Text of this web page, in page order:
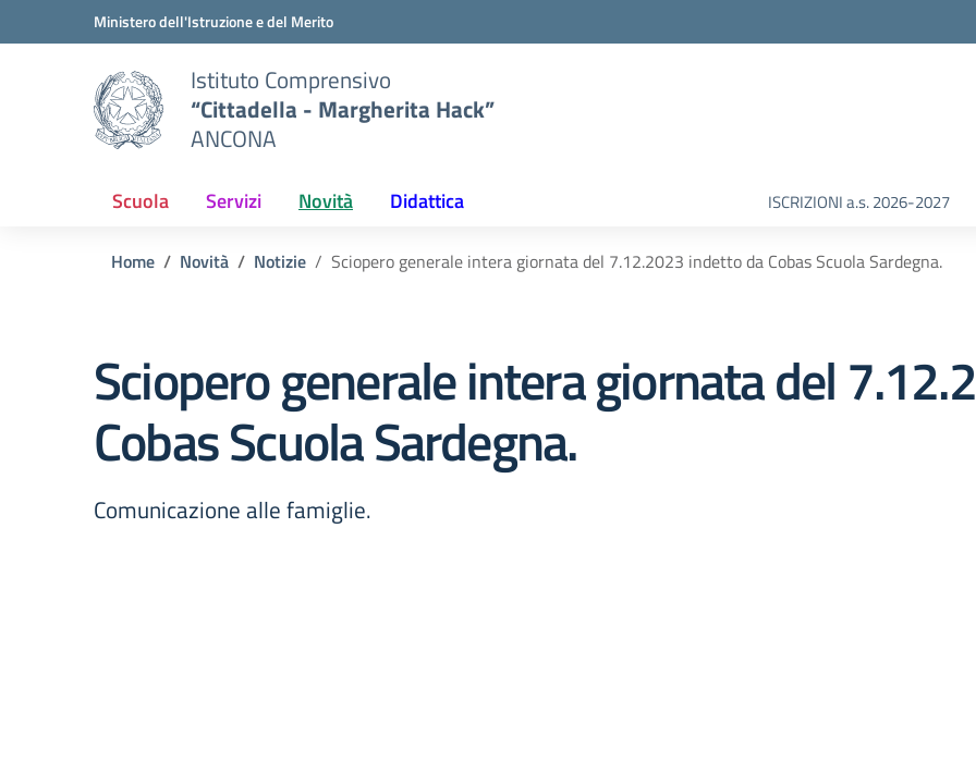
Vai ai contenuti
Vai al menu di navigazioneMinistero dell'Istruzione e del Merito
Istituto Comprensivo
“Cittadella - Margherita Hack”
ANCONA
Scuola Servizi Novità Didattica ISCRIZIONI a.s. 2026-2027
Home Novità Notizie Sciopero generale intera giornata del 7.12.2023 indetto da Cobas Scuola Sardegna.
Sciopero generale intera giornata del
Cobas Scuola Sardegna.
Comunicazione alle famiglie.